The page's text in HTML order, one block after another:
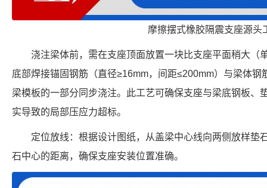
摩擦摆式橡胶隔震支座源头
浇注梁体前，需在支座顶面放置一块比支座平面稍大（
底部焊接锚固钢筋（直径≥16mm，间距≤200mm）与梁体
梁模板的一部分同步浇注。此工艺可确保支座与梁底钢板、
实导致的局部压应力超标。
定位放线：根据设计图纸，从盖梁中心线向两侧放样垫
石中心的距离，确保支座安装位置准确。